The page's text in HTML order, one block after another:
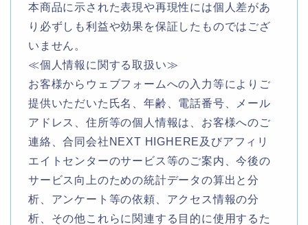
本商品に示された表現や再現性には個人差があ
り必ずしも利益や効果を保証したものではござ
いません。
≪個人情報に関する取扱い≫
お客様からウェブフォームへの入力等によりご
提供いただいた氏名、年齢、電話番号、メール
アドレス、住所等の個人情報は、お客様へのご
連絡、合同会社NEXT HIGHERE及びアフィリ
エイトセンターのサービス等のご案内、今後の
サービス向上のための統計データの算出と分
析、アンケート等の依頼、アクセス情報の分
析、その他これらに関連する目的に使用するた